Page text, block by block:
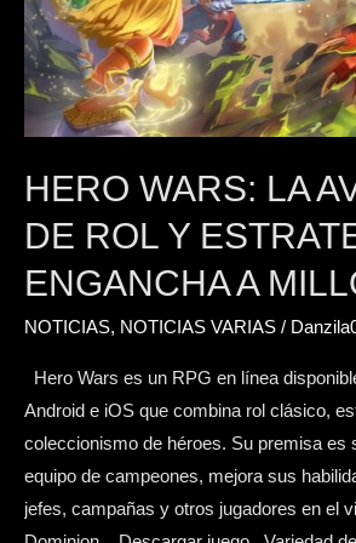
HERO WARS: LA
DE ROL Y
ENGANCHA A
NOTICIAS, NOTICIAS VARIAS /
Hero Wars es un RPG en línea
Android e iOS que combina rol clásico,
coleccionismo de héroes. Su premisa es
equipo de campeones, mejora sus
jefes, campañas y otros jugadores en el
de
rol
y
estrategia
engancha
a